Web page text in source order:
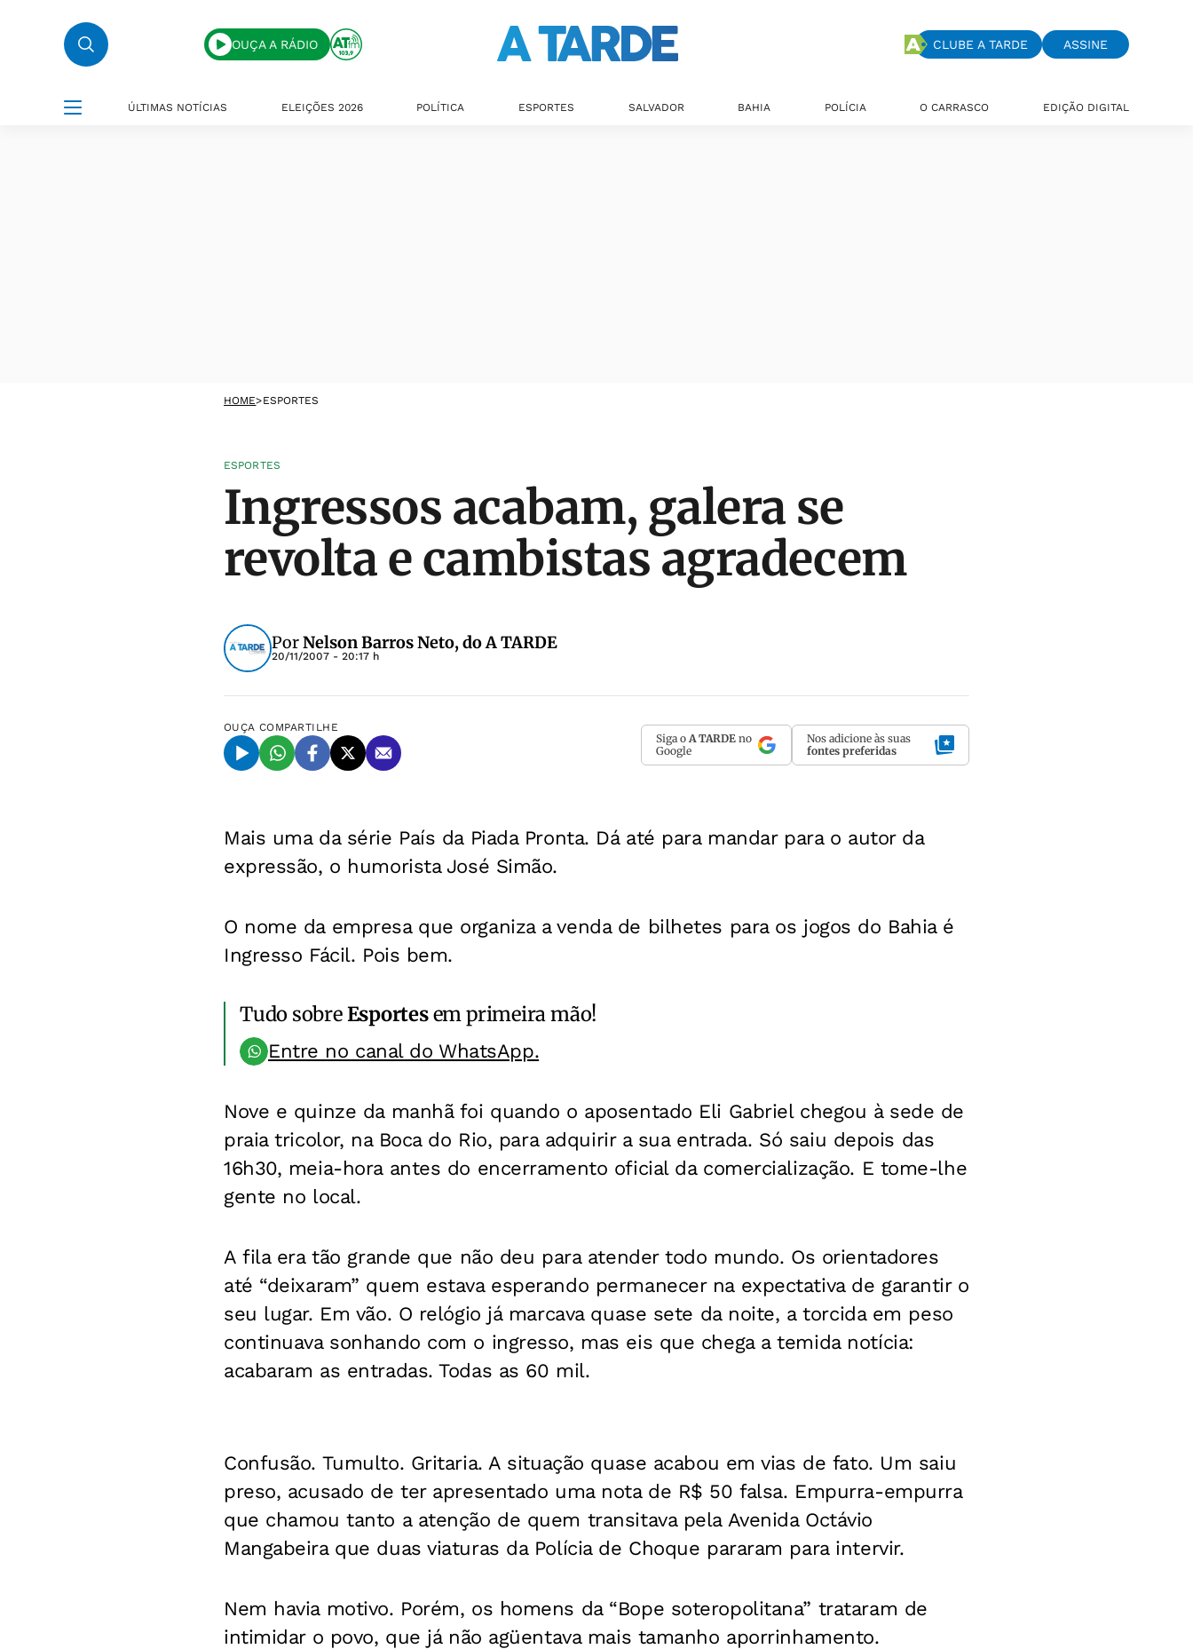
OUÇA A RÁDIO CLUBE A TARDE ASSINE
ÚLTIMAS NOTÍCIAS ELEIÇÕES 2026 POLÍTICA ESPORTES SALVADOR BAHIA POLÍCIA O CARRASCO EDIÇÃO DIGITAL
HOME>ESPORTES
ESPORTES
Ingressos acabam, galera se
revolta e cambistas agradecem
PorNelson Barros Neto, do A TARDE
20/11/2007 - 20:17 h
OUÇA COMPARTILHE
Siga o A TARDE no
Google
Nos adicione às suas
fontes preferidas
Mais uma da série País da Piada Pronta. Dá até para mandar para o autor da
expressão, o humorista José Simão.
O nome da empresa que organiza a venda de bilhetes para os jogos do Bahia é
Ingresso Fácil. Pois bem.
Tudo sobreEsportesem primeira mão!
Entre no canal do WhatsApp.
Nove e quinze da manhã foi quando o aposentado Eli Gabriel chegou à sede de
praia tricolor, na Boca do Rio, para adquirir a sua entrada. Só saiu depois das
16h30, meia-hora antes do encerramento oficial da comercialização. E tome-lhe
gente no local.
A fila era tão grande que não deu para atender todo mundo. Os orientadores
até “deixaram” quem estava esperando permanecer na expectativa de garantir o
seu lugar. Em vão. O relógio já marcava quase sete da noite, a torcida em peso
continuava sonhando com o ingresso, mas eis que chega a temida notícia:
acabaram as entradas. Todas as 60 mil.
Confusão. Tumulto. Gritaria. A situação quase acabou em vias de fato. Um saiu
preso, acusado de ter apresentado uma nota de R$ 50 falsa. Empurra-empurra
que chamou tanto a atenção de quem transitava pela Avenida Octávio
Mangabeira que duas viaturas da Polícia de Choque pararam para intervir.
Nem havia motivo. Porém, os homens da “Bope soteropolitana” trataram de
intimidar o povo, que já não agüentava mais tamanho aporrinhamento.